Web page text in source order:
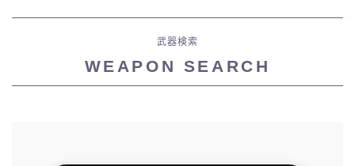
武器検索
WEAPON SEARCH